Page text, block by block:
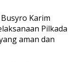
Karim
Pilkada
aman dan